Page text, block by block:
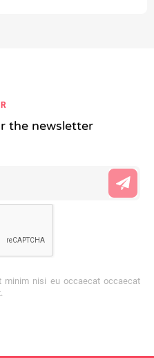
the newsletter
minim nisi eu occaecat occaecat